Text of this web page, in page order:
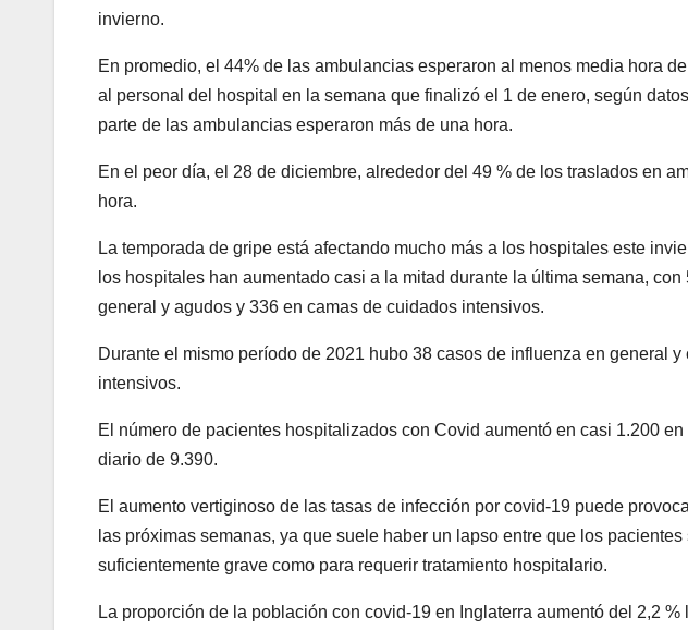
invierno.
En promedio, el 44% de las ambulancias esperaron al menos media hora
al personal del hospital en la semana que finalizó el 1 de enero, según
parte de las ambulancias esperaron más de una hora.
En el peor día, el 28 de diciembre, alrededor del 49 % de los traslados en
hora.
La temporada de gripe está afectando mucho más a los hospitales este
los hospitales han aumentado casi a la mitad durante la última semana,
general y agudos y 336 en camas de cuidados intensivos.
Durante el mismo período de 2021 hubo 38 casos de influenza en general
intensivos.
El número de pacientes hospitalizados con Covid aumentó en casi 1.200
diario de 9.390.
El aumento vertiginoso de las tasas de infección por covid-19 puede
las próximas semanas, ya que suele haber un lapso entre que los
suficientemente grave como para requerir tratamiento hospitalario.
La proporción de la población con covid-19 en Inglaterra aumentó del 2,2